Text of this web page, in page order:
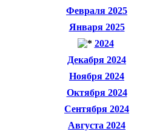
Февраля 2025
Января 2025
2024
Декабря 2024
Ноября 2024
Октября 2024
Сентября 2024
Августа 2024